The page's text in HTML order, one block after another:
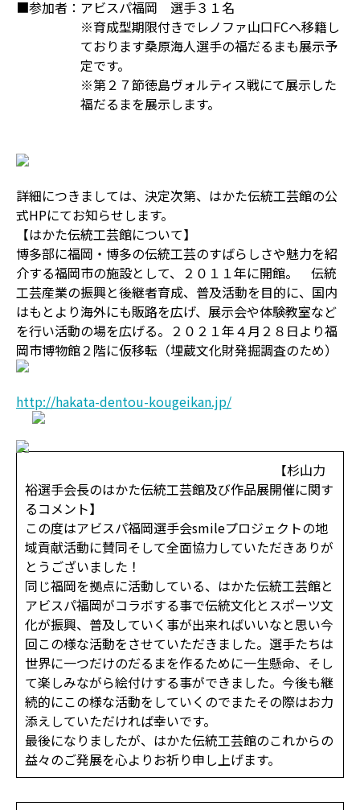
■参加者： アビスパ福岡 選手３１名
※育成型期限付きでレノファ山口FCへ移籍し
ております桑原海人選手の福だるまも展示予
定です。
※第２７節徳島ヴォルティス戦にて展示した
福だるまを展示します。
詳細につきましては、決定次第、はかた伝統工芸館の公
式HPにてお知らせします。
【はかた伝統工芸館について】
博多部に福岡・博多の伝統工芸のすばらしさや魅力を紹
介する福岡市の施設として、２０１１年に開館。 伝統
工芸産業の振興と後継者育成、普及活動を目的に、国内
はもとより海外にも販路を広げ、展示会や体験教室など
を行い活動の場を広げる。２０２１年４月２８日より福
岡市博物館２階に仮移転（埋蔵文化財発掘調査のため）
http://hakata-dentou-kougeikan.jp/
【杉山力
裕選手会長のはかた伝統工芸館及び作品展開催に関す
るコメント】
この度はアビスパ福岡選手会smileプロジェクトの地
域貢献活動に賛同そして全面協力していただきありが
とうございました！
同じ福岡を拠点に活動している、はかた伝統工芸館と
アビスパ福岡がコラボする事で伝統文化とスポーツ文
化が振興、普及していく事が出来ればいいなと思い今
回この様な活動をさせていただきました。選手たちは
世界に一つだけのだるまを作るために一生懸命、そし
て楽しみながら絵付けする事ができました。今後も継
続的にこの様な活動をしていくのでまたその際はお力
添えしていただければ幸いです。
最後になりましたが、はかた伝統工芸館のこれからの
益々のご発展を心よりお祈り申し上げます。